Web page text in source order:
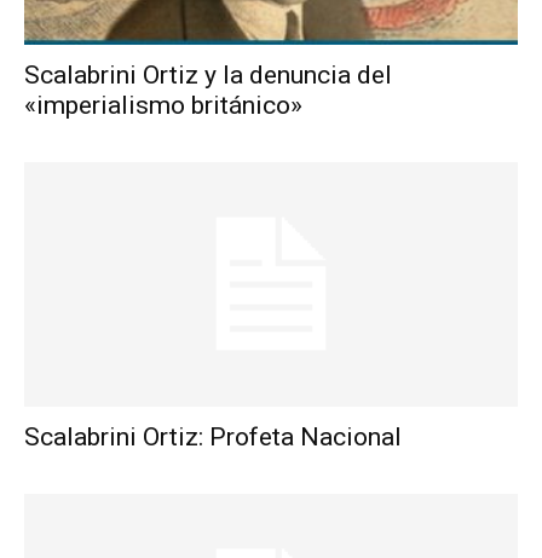
Scalabrini Ortiz y la denuncia del
«imperialismo británico»
Scalabrini Ortiz: Profeta Nacional